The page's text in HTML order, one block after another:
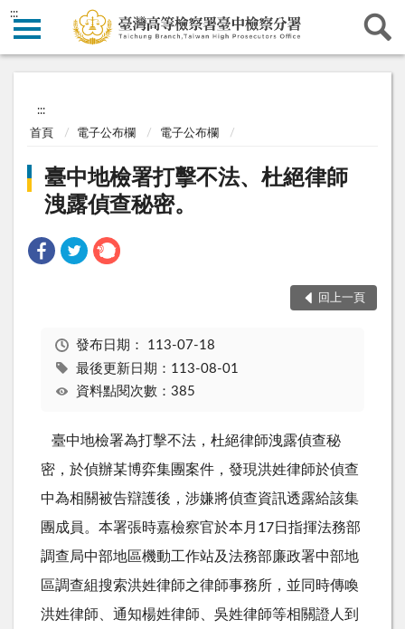
:::
:::
首頁 電子公布欄 電子公布欄
臺中地檢署打擊不法、杜絕律師
洩露偵查秘密。
回上一頁
發布日期： 113-07-18
最後更新日期：113-08-01
資料點閱次數：385
臺中地檢署為打擊不法，杜絕律師洩露偵查秘
密，於偵辦某博弈集團案件，發現洪姓律師於偵查
中為相關被告辯護後，涉嫌將偵查資訊透露給該集
團成員。本署張時嘉檢察官於本月 17日指揮法務部
調查局中部地區機動工作站及法務部廉政署中部地
區調查組搜索洪姓律師之律師事務所，並同時傳喚
洪姓律師、通知楊姓律師、吳姓律師等相關證人到